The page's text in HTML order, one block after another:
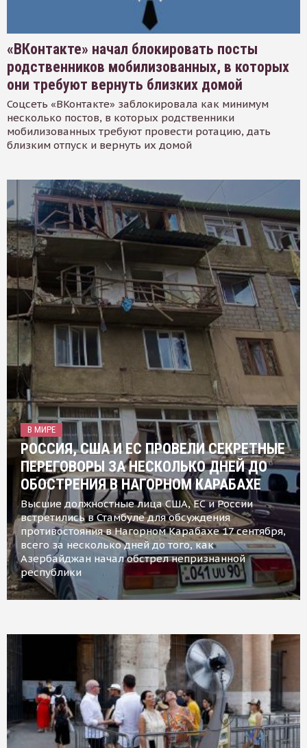
«ВКонтакте» начал блокировать посты
родственников мобилизованных, в которых
они требуют вернуть близких домой
Соцсеть «ВКонтакте» заблокировала как минимум
несколько постов, в которых родственники
мобилизованных требуют провести ротацию, дать
близким отпуск и вернуть их домой
В МИРЕ
РОССИЯ, США И ЕС ПРОВЕЛИ СЕКРЕТНЫЕ
ПЕРЕГОВОРЫ ЗА НЕСКОЛЬКО ДНЕЙ ДО
ОБОСТРЕНИЯ В НАГОРНОМ КАРАБАХЕ
Высшие должностные лица США, ЕС и России
встретились в Стамбуле для обсуждения
противостояния в Нагорном Карабахе 17 сентября,
всего за несколько дней до того, как
Азербайджан начал обстрел непризнанной
республики